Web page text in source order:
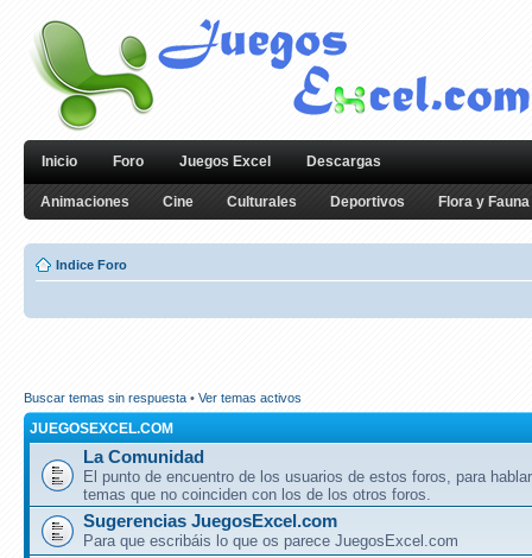
Inicio Foro Juegos Excel Descargas
Animaciones Cine Culturales Deportivos Flora y Fauna
Indice Foro
Buscar temas sin respuesta • Ver temas activos
JUEGOSEXCEL.COM
La Comunidad
El punto de encuentro de los usuarios de estos foros, para
temas que no coinciden con los de los otros foros.
Sugerencias JuegosExcel.com
Para que escribáis lo que os parece JuegosExcel.com